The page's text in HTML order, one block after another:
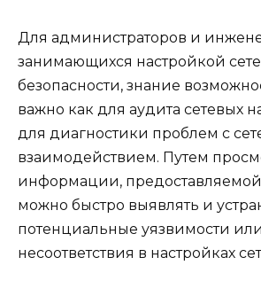
Для администраторов и
занимающихся настройкой
безопасности, знание
важно как для аудита сетевых
для диагностики проблем с
взаимодействием. Путем
информации, предоставляемой
можно быстро выявлять и
потенциальные уязвимости или
несоответствия в настройках